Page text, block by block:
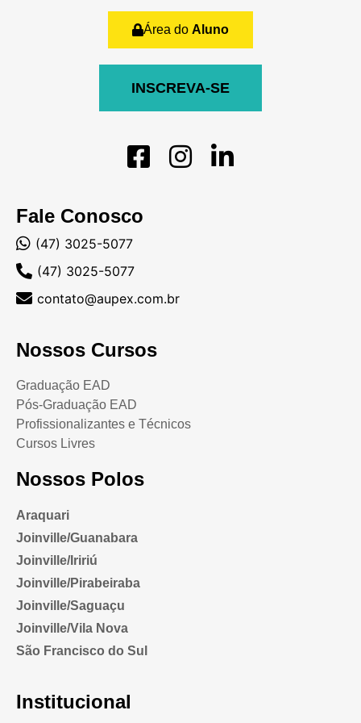
Fale Conosco
(47) 3025-5077
(47) 3025-5077
contato@aupex.com.br
Nossos Cursos
Graduação EAD
Pós-Graduação EAD
Profissionalizantes e Técnicos
Cursos Livres
Nossos Polos
Araquari
Joinville/Guanabara
Joinville/Iririú
Joinville/Pirabeiraba
Joinville/Saguaçu
Joinville/Vila Nova
São Francisco do Sul
Institucional
Área do Aluno
INSCREVA-SE